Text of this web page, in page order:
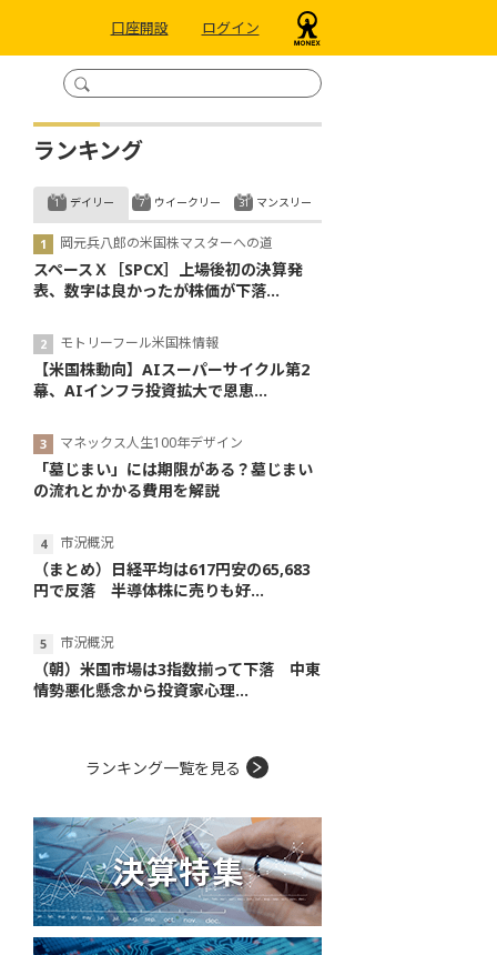
口座開設 ログイン
ランキング
デイリー
岡元兵八郎の米国株マスターへの道
スペースＸ［SPCX］上場後初の決算発
表、数字は良かったが株価が下落...
モトリーフール米国株情報
【米国株動向】AIスーパーサイクル第2
幕、AIインフラ投資拡大で恩恵...
マネックス人生100年デザイン
「墓じまい」には期限がある？墓じまい
の流れとかかる費用を解説
市況概況
（まとめ）日経平均は617円安の65,683
円で反落 半導体株に売りも好...
市況概況
（朝）米国市場は3指数揃って下落 中東
情勢悪化懸念から投資家心理...
ウイークリー マンスリー
ランキング一覧を見る